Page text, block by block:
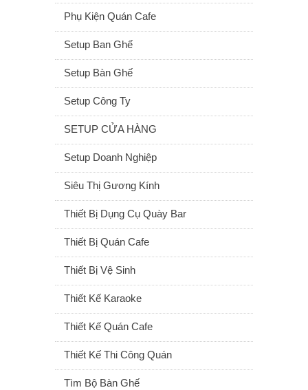
Phụ Kiện Quán Cafe
Setup Ban Ghế
Setup Bàn Ghế
Setup Công Ty
SETUP CỬA HÀNG
Setup Doanh Nghiệp
Siêu Thị Gương Kính
Thiết Bị Dụng Cụ Quày Bar
Thiết Bị Quán Cafe
Thiết Bị Vệ Sinh
Thiết Kế Karaoke
Thiết Kế Quán Cafe
Thiết Kế Thi Công Quán
Tìm Bộ Bàn Ghế